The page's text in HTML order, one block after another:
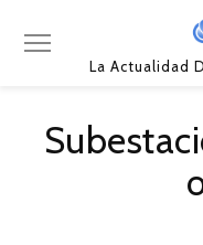
La Actualidad